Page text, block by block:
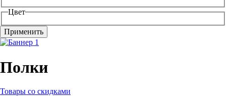
Цвет
Полки
Товары со скидками